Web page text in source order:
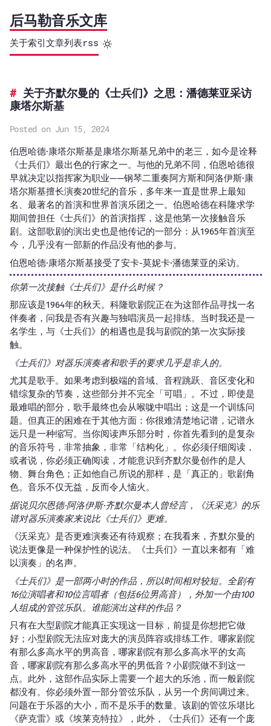
后马勒音乐文库
关于索引文章列表rss
关于齐默尔曼的《士兵们》之思：潘德莱亚采访
康塔尔斯基
Posted on Jun 15, 2024
伯恩哈德·康塔尔斯基是康塔尔斯基兄弟中的老三，如今是诠释
《士兵们》最出色的行家之一。与他的兄弟不同，伯恩哈德很
早就决定以指挥家为职业——钢琴二重奏阿方斯和阿洛伊斯·康
塔尔斯基擅长演奏20世纪的音乐，多年来一直是世界上最知
名、最著名的首演和世界首演乐团之一。伯恩哈德在科隆求学
期间曾担任《士兵们》的首演指挥，这是他第一次接触音乐
剧。这部歌剧的演出史也是他传记的一部分：从1965年首演至
今，几乎没有一部新的作品没有他的参与。
伯恩哈德·康塔尔斯基接受了安卡-莫妮卡·潘德莱亚的采访。
你第一次接触《士兵们》是什么时候？
那应该是1964年的秋天。科隆歌剧院正在为这部作品寻找一名
伴奏者，问我是否有兴趣与独唱演员一起排练。当时我还是一
名学生，与《士兵们》的相遇也是我与剧院的第一次实际接
触。
《士兵们》对器乐演奏者和歌手的要求几乎是非人的。
尤其是歌手。如果考虑到极端的音域、音程跳跃、音区变化和
错综复杂的节奏，这些部分并不完全「可唱」。不过，即使是
最难唱的部分，歌手最终也会从喉咙中唱出；这是一个训练问
题。但真正的困难在于其他方面：你很难清楚地记谱，记谱永
远只是一种缩写。当你阅读声乐部分时，你首先看到的是复杂
的音乐符号，非常抽象，非常「结构化」。你必须仔细阅读，
或者说，你必须正确阅读，才能意识到齐默尔曼创作的是人
物、舞台角色；正如他自己所说的那样，是「真正的」歌剧角
色。音乐不仅无益，反而令人恼火。
据说贝尔恩德·阿洛伊斯·齐默尔曼本人曾经言，《沃采克》的乐
谱对器乐演奏家来说比《士兵们》更难。
《沃采克》是否更难演奏还有待观察；在我看来，齐默尔曼的
说法更像是一种保护性的说法。《士兵们》一直以来都有「难
以演奏」的名声。
《士兵们》是一部两小时的作品，所以时间相对较短。全剧有
16位演唱者和10位言唱者（包括6位男高音），外加一个由100
人组成的管弦乐队。谁能演出这样的作品？
只有在大型剧院才能真正实现这一目标，前提是你想把它做
好；小型剧院无法应对庞大的演员阵容或排练工作。哪家剧院
有那么多高水平的男高音，哪家剧院有那么多高水平的女高
音，哪家剧院有那么多高水平的男低音？小剧院做不到这一
点。此外，这部作品实际上需要一个超大的乐池，而一般剧院
都没有。你必须外置一部分管弦乐队，从另一个房间调过来。
问题在于乐器的大小，而不是乐手的数量。该剧的管弦乐堪比
《萨克雷》或《埃莱克特拉》，此外，《士兵们》还有一个庞